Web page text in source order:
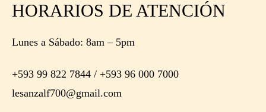
HORARIOS DE ATENCIÓN
Lunes a Sábado: 8am – 5pm
+593 99 822 7844 / +593 96 000 7000
lesanzalf700@gmail.com